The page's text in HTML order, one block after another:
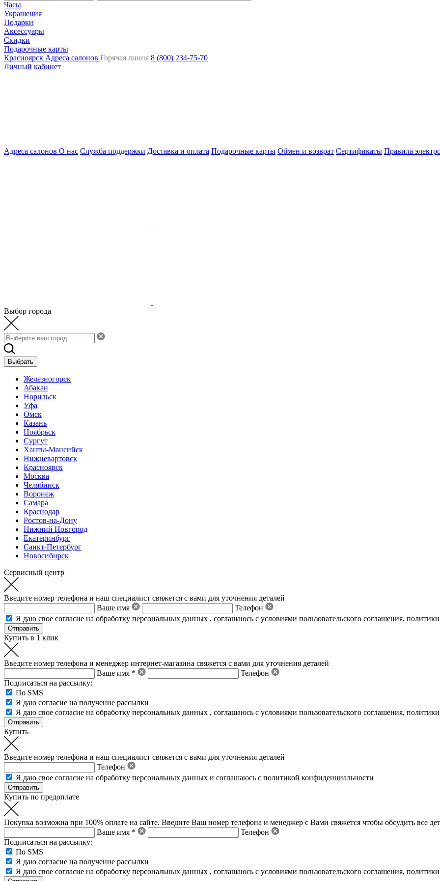
Часы
Украшения
Подарки
Аксессуары
Скидки
Подарочные карты
Красноярск Адреса салонов Горячая линия 8 (800) 234-75-70
Личный кабинет
Адреса салонов О нас Служба поддержки Доставка и оплата Подарочные карты Обмен и возврат Сертификаты Правила
Выбор города
Выбрать
Железногорск
Абакан
Норильск
Уфа
Омск
Казань
Ноябрьск
Сургут
Ханты-Мансийск
Нижневартовск
Красноярск
Москва
Челябинск
Воронеж
Самара
Краснодар
Ростов-на-Дону
Нижний Новгород
Екатеринбург
Санкт-Петербург
Новосибирск
Сервисный центр
Введите номер телефона и наш специалист свяжется с вами для уточнения деталей
Ваше имя
Телефон
Я даю свое согласие на обработку персональных данных , соглашаюсь с условиями пользовательского соглашения,
Купить в 1 клик
Введите номер телефона и менеджер интернет-магазина свяжется с вами для уточнения деталей
Ваше имя *
Телефон
Подписаться на рассылку:
По SMS
Я даю согласие на получение рассылки
Я даю свое согласие на обработку персональных данных , соглашаюсь с условиями пользовательского соглашения,
Купить
Введите номер телефона и наш специалист свяжется с вами для уточнения деталей
Телефон
Я даю свое согласие на обработку персональных данных и соглашаюсь с политикой конфиденциальности
Купить по предоплате
Покупка возможна при 100% оплате на сайте. Введите Ваш номер телефона и менеджер с Вами свяжется чтобы обсудить все
Ваше имя *
Телефон
Подписаться на рассылку:
По SMS
Я даю согласие на получение рассылки
Я даю свое согласие на обработку персональных данных , соглашаюсь с условиями пользовательского соглашения,